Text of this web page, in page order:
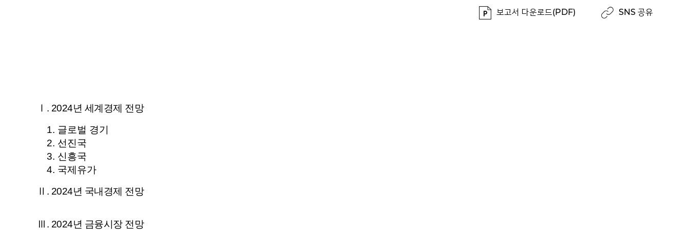
보고서 다운로드(PDF) SNS 공유
Ⅰ. 2024년 세계경제 전망
글로벌 경기
선진국
신흥국
국제유가
Ⅱ. 2024년 국내경제 전망
Ⅲ. 2024년 금융시장 전망